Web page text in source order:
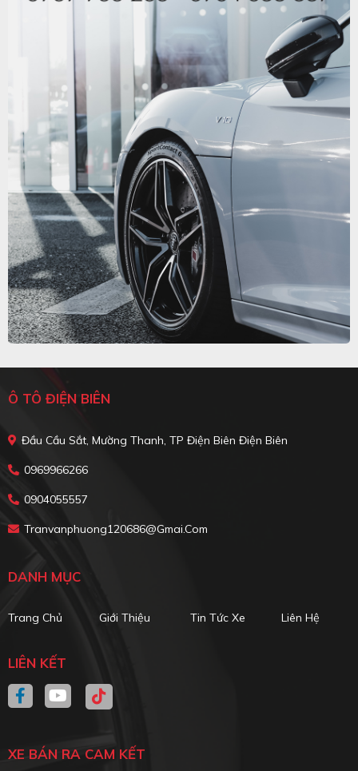
Ô TÔ ĐIỆN BIÊN
Đầu Cầu Sắt, Mường Thanh, TP Điện Biên Điện Biên
0969966266
0904055557
Tranvanphuong120686@gmai.com
DANH MỤC
Trang Chủ Giới Thiệu Tin Tức Xe Liên Hệ
LIÊN KẾT
XE BÁN RA CAM KẾT